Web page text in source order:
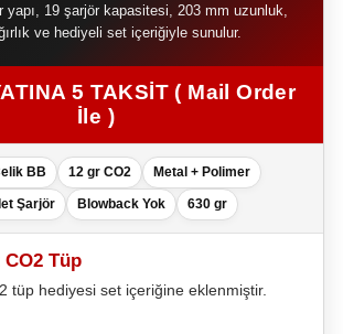
yapı, 19 şarjör kapasitesi, 203 mm uzunluk,
ve hediyeli set içeriğiyle sunulur.
5 TAKSİT ( Mail Order
İle )
BB 12 gr CO2 Metal + Polimer
Şarjör Blowback Yok 630 gr
CO2 Tüp
tüp hediyesi set içeriğine eklenmiştir.